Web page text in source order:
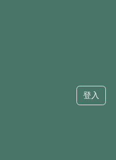
登入
年度四年甲班